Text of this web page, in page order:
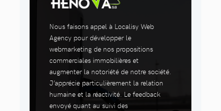
Nous faisons appel à Localisy Web
Agency pour développer le
webmarketing de nos propositions
commerciales immobilières et
augmenter la notoriété de notre société.
J’apprécie particulièrement la relation
humaine et la réactivité. Le feedback
envoyé quant au suivi des